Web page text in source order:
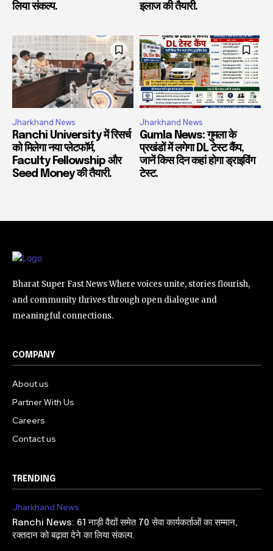
लिया संकल्प.
इलाज की तैयारी.
Jharkhand News
Ranchi University में रिसर्च
को मिलेगा नया प्लेटफॉर्म,
Faculty Fellowship और
Seed Money की तैयारी.
Jharkhand News
Gumla News: गुमला के
प्रखंडों में लगेगा DL टेस्ट कैंप,
जानें किस दिन कहां होगा ड्राइविंग
टेस्ट.
Bharat Super Fast News Where voices unite, stories flourish,
and community thrives through open dialogue and
meaningful connections.
COMPANY
About us
Partner With Us
Careers
Contact us
TRENDING
Jharkhand News
Ranchi News: 61 नाड़ी वैद्यों समेत 70 सेवा कार्यकर्ताओं का सम्मान,
रक्तदान को बढ़ावा देने का लिया संकल्प.